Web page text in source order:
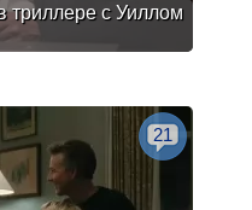
триллере с Уиллом
21